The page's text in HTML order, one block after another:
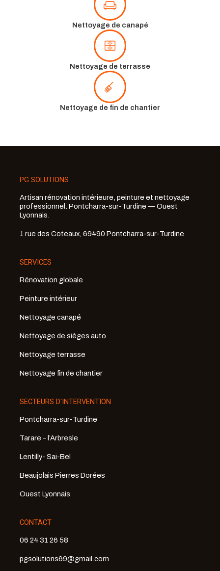
Nettoyage de canapé
Nettoyage de terrasse
Nettoyage de fin de chantier
PG SOLUTIONS
Artisan rénovation intérieure, peinture et nettoyage
professionnel. Pontcharra-sur-Turdine — Ouest
Lyonnais.
1 rue des Coteaux, 69490 Pontcharra-sur-Turdine
SERVICES
Rénovation globale
Peinture intérieur
Nettoyage canapé
Nettoyage de sièges auto
Nettoyage terrasse
Nettoyage fin de chantier
SECTEURS D'INTERVENTION
Pontcharra-sur-Turdine
Tarare – l’Arbresle
Lentilly- Sai-Bel
Beaujolais Pierres Dorées
Ouest Lyonnais
CONTACT
06 24 31 26 58
pgsolutions69@gmail.com